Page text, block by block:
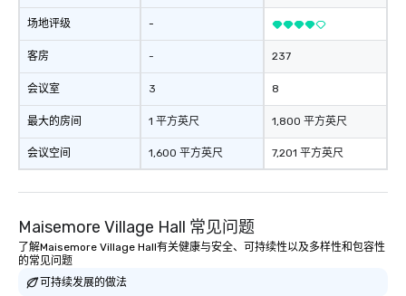
场地评级
客房
会议室
最大的房间
会议空间
-
-
3
1 平方英尺
1,600 平方英尺
237
8
1,800 平方英尺
7,201 平方英尺
Maisemore Village Hall 常见问题
了解Maisemore Village Hall有关健康与安全、可持续性以及多样性和包容性
的常见问题
可持续发展的做法